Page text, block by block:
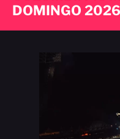
DOMINGO 2026